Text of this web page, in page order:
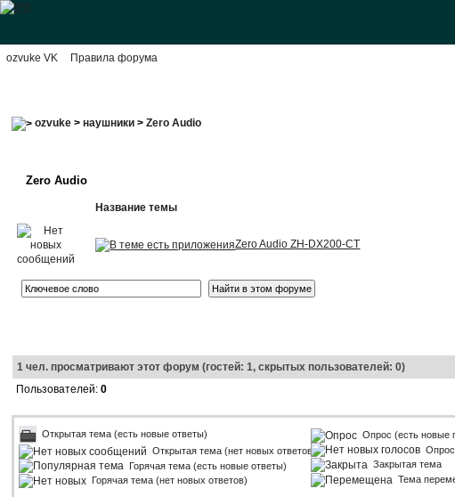
ozvuke VK Правила форума
ozvuke >наушники >Zero Audio
Zero Audio
Название темы
Zero Audio ZH-DX200-CT
1 чел. просматривают этот форум (гостей: 1, скрытых пользователей: 0)
Пользователей:0
Открытая тема (есть новые ответы)
Открытая тема (нет новых ответов)
Горячая тема (есть новые ответы)
Горячая тема (нет новых ответов)
Опрос (есть новые
Опрос
Закрытая тема
Тема